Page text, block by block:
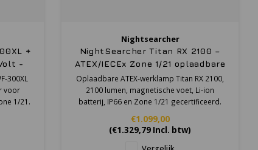
+
-
voor
1/21.
Nightsearcher
NightSearcher Titan RX 2100 –
ATEX/IECEx Zone 1/21 oplaadbare
werklamp met magnetische voet
Oplaadbare ATEX‑werklamp Titan RX 2100,
2100 lumen, magnetische voet, Li‑ion
batterij, IP66 en Zone 1/21 gecertificeerd.
€1.099,00
(€1.329,79 Incl. btw)